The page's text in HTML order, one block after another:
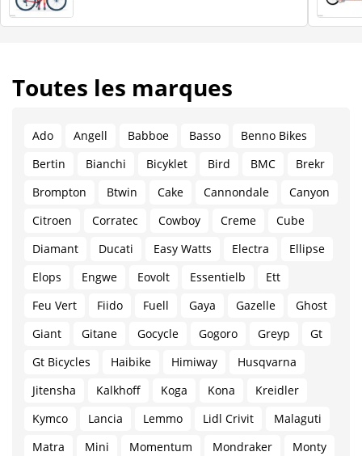
Toutes les marques
Ado Angell Babboe Basso
Benno Bikes
Bertin
Bianchi Bicyklet Bird BMC
Brekr
Brompton
Btwin Cake Cannondale
Canyon
Citroen
Corratec Cowboy Creme
Cube
Diamant
Ducati Easy Watts Electra
Ellipse
Elops
Engwe Eovolt Essentielb
Ett
Feu Vert
Fiido Fuell Gaya Gazelle
Ghost
Giant
Gitane Gocycle Gogoro Greyp
Gt
Gt Bicycles
Haibike Himiway
Husqvarna
Jitensha
Kalkhoff Koga Kona
Kreidler
Kymco
Lancia Lemmo Lidl Crivit
Malaguti
Matra
Mini Momentum Mondraker
Monty